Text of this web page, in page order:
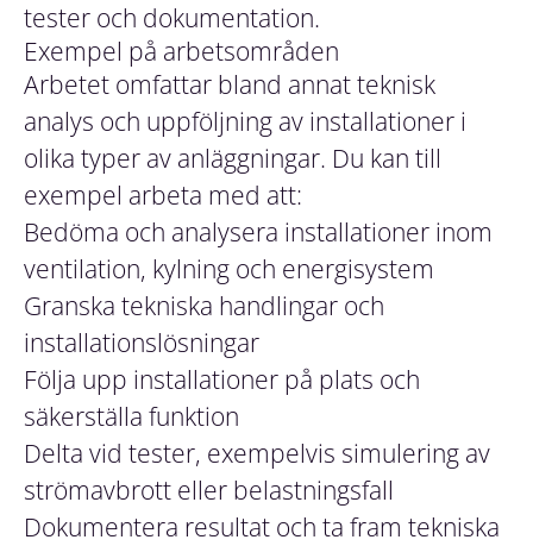
tester och dokumentation.
Exempel på arbetsområden
Arbetet omfattar bland annat teknisk
analys och uppföljning av installationer i
olika typer av anläggningar. Du kan till
exempel arbeta med att:
Bedöma och analysera installationer inom
ventilation, kylning och energisystem
Granska tekniska handlingar och
installationslösningar
Följa upp installationer på plats och
säkerställa funktion
Delta vid tester, exempelvis simulering av
strömavbrott eller belastningsfall
Dokumentera resultat och ta fram tekniska